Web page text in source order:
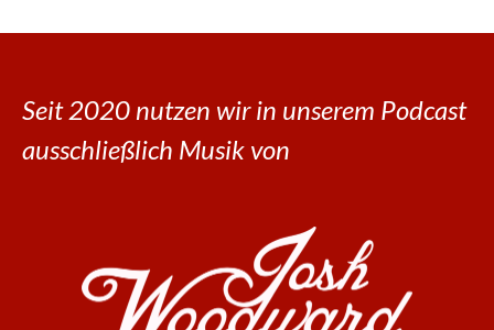
Seit 2020 nutzen wir in unserem Podcast
ausschließlich Musik von